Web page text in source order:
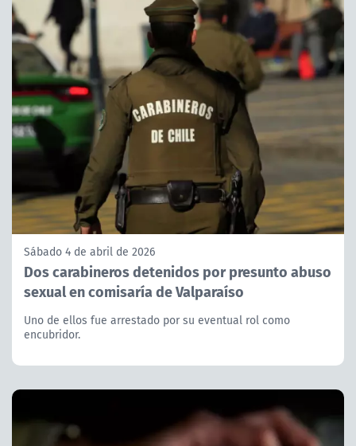
Sábado 4 de abril de 2026
Dos carabineros detenidos por presunto abuso
sexual en comisaría de Valparaíso
Uno de ellos fue arrestado por su eventual rol como
encubridor.